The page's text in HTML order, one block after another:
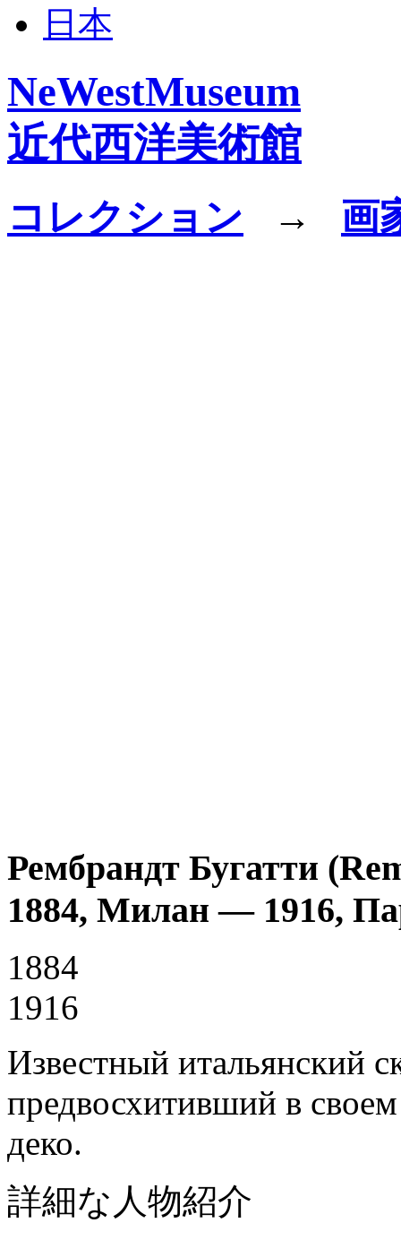
日本
NeWestMuseum
近代西洋美術館
コレクション → 画
Рембрандт Бугатти
1884, Милан — 1916,
1884
1916
Известный итальянский
предвосхитивший в
деко.
詳細な人物紹介